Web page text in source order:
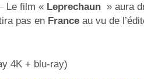
Le film « Leprechaun » aura
pas en France au vu de
4K + blu-ray)